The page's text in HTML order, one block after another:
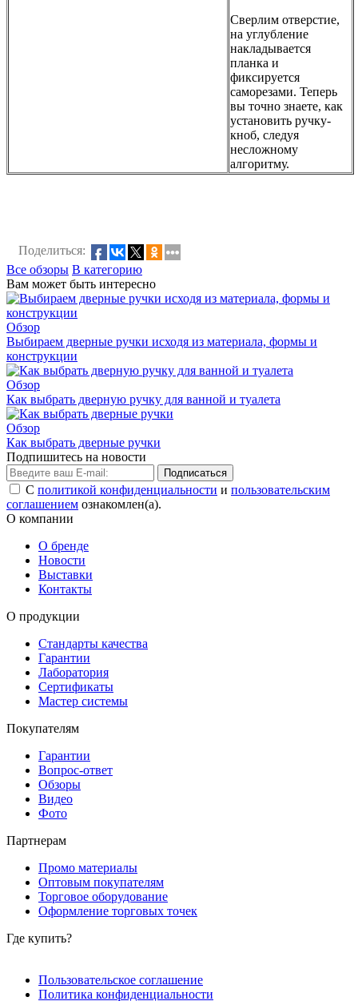
Сверлим отверстие,
на углубление
накладывается
планка и
фиксируется
саморезами. Теперь
вы точно знаете, как
установить ручку-
кноб, следуя
несложному
алгоритму.
Поделиться:
Все обзоры В категорию
Вам может быть интересно
Обзор
Выбираем дверные ручки исходя из материала, формы и
конструкции
Обзор
Как выбрать дверную ручку для ванной и туалета
Обзор
Как выбрать дверные ручки
Подпишитесь на новости
Подписаться
С политикой конфиденциальности и пользовательским
соглашением ознакомлен(а).
О компании
О бренде
Новости
Выставки
Контакты
О продукции
Стандарты качества
Гарантии
Лаборатория
Сертификаты
Мастер системы
Покупателям
Гарантии
Вопрос-ответ
Обзоры
Видео
Фото
Партнерам
Промо материалы
Оптовым покупателям
Торговое оборудование
Оформление торговых точек
Где купить?
Пользовательское соглашение
Политика конфиденциальности